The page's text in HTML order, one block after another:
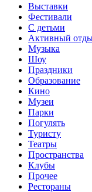
Выставки
Фестивали
С детьми
Активный
Музыка
Шоу
Праздники
Образование
Кино
Музеи
Парки
Погулять
Туристу
Театры
Пространства
Клубы
Прочее
Рестораны